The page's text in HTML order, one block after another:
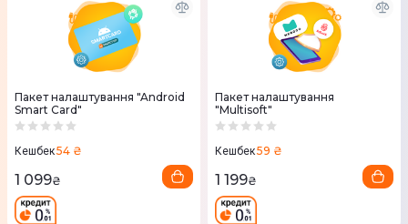
Пакет налаштування "Android
Smart Card"
Кешбек54 ₴
1 099₴
Пакет налаштування
"Multisoft"
Кешбек59 ₴
1 199₴